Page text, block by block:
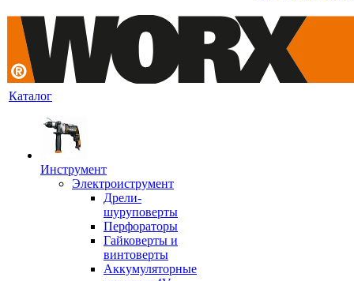
Каталог
Инструмент
Электроиструмент
Дрели-
шуруповерты
Перфораторы
Гайковерты и
винтоверты
Аккумуляторные